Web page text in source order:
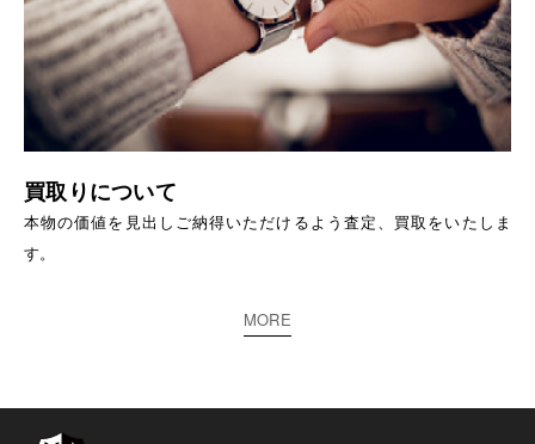
買取りについて
本物の価値を見出しご納得いただけるよう査定、買取をいたしま
す。
MORE